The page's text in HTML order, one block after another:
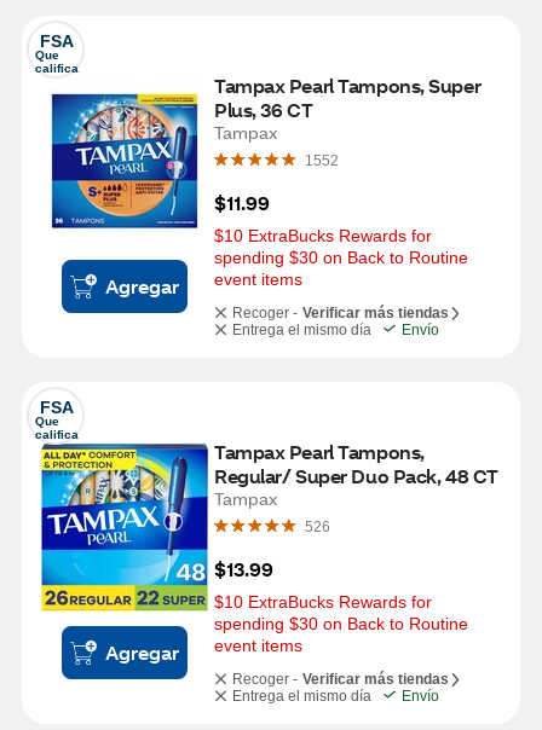
FSA
Que
califica
Agregar
Tampax Pearl Tampons, Super
Plus, 36 CT
Tampax
1552
$11.99
$10 ExtraBucks Rewards for
spending $30 on Back to Routine
event items
Recoger - Verificar más tiendas
Entrega el mismo día
Envío
FSA
Que
califica
Agregar
Tampax Pearl Tampons,
Regular/ Super Duo Pack, 48 CT
Tampax
526
$13.99
$10 ExtraBucks Rewards for
spending $30 on Back to Routine
event items
Recoger - Verificar más tiendas
Entrega el mismo día
Envío